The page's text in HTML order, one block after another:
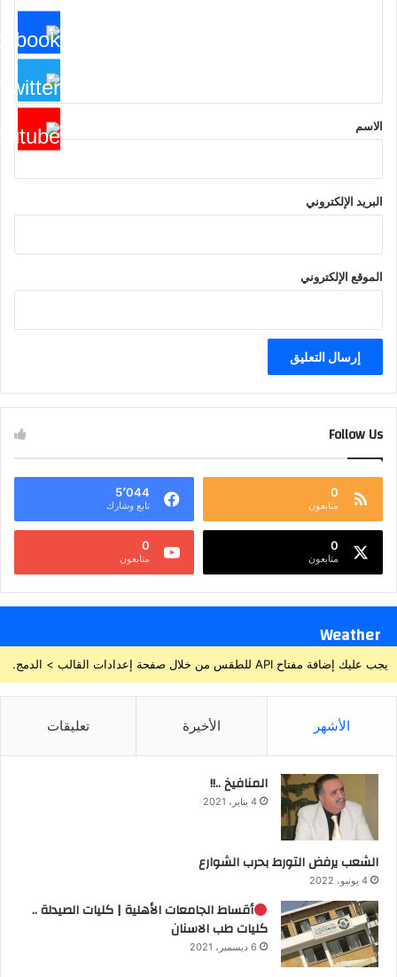
*
الاسم
البريد الإلكتروني
الموقع الإلكتروني
Follow Us
0
متابعون
5٬044
تابع وشارك
0
متابعون
0
متابعون
Weather
يجب عليك إضافة مفتاح API للطقس من خلال صفحة إعدادات القالب > الدمج.
الأشهر الأخيرة تعليقات
المنافيخ ..!!
4 يناير، 2021
الشعب يرفض التورط بحرب الشوارع
4 يونيو، 2022
أقساط الجامعات الأهلية | كليات الصيدلة ..
كليات طب الاسنان
6 ديسمبر، 2021